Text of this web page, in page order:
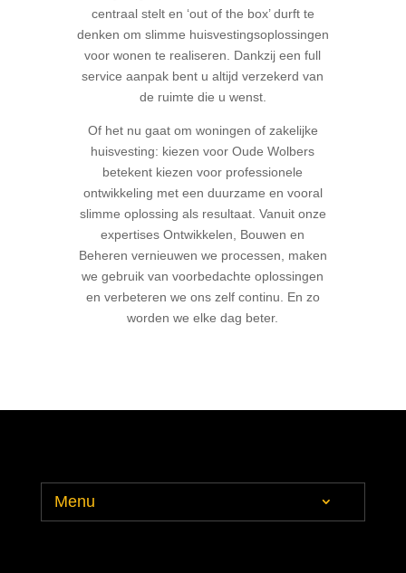
centraal stelt en ‘out of the box’ durft te
denken om slimme huisvestingsoplossingen
voor wonen te realiseren. Dankzij een full
service aanpak bent u altijd verzekerd van
de ruimte die u wenst.
Of het nu gaat om woningen of zakelijke
huisvesting: kiezen voor Oude Wolbers
betekent kiezen voor professionele
ontwikkeling met een duurzame en vooral
slimme oplossing als resultaat. Vanuit onze
expertises Ontwikkelen, Bouwen en
Beheren vernieuwen we processen, maken
we gebruik van voorbedachte oplossingen
en verbeteren we ons zelf continu. En zo
worden we elke dag beter.
Menu